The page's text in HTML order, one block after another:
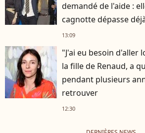
demandé de l'aide :
cagnotte dépasse
13:09
"J'ai eu besoin d'aller
la fille de Renaud, a
pendant plusieurs
retrouver
12:30